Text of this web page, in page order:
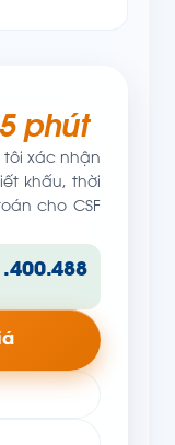
phút
xác nhận
khấu, thời
cho CSF